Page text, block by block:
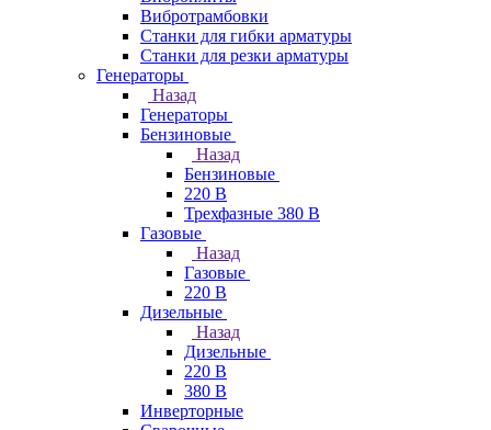
Вибротрамбовки
Станки для гибки арматуры
Станки для резки арматуры
Генераторы
Назад
Генераторы
Бензиновые
Назад
Бензиновые
220 В
Трехфазные 380 В
Газовые
Назад
Газовые
220 В
Дизельные
Назад
Дизельные
220 В
380 В
Инверторные